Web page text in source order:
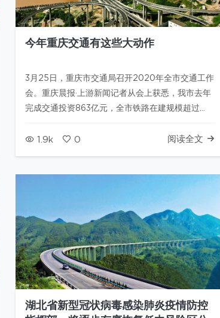
今年重庆交通有这些大动作
3月25日，重庆市交通局召开2020年全市交通工作
会。重庆晨报·上游新闻记者从会上获悉，我市去年
完成交通投资863亿元，全市铁路在建规模超过
铁，实施既有成渝高铁改造，力争开工5个高速公路
1.9k 0 阅读全文
湖北省新型冠状病毒感染肺炎疫情防控